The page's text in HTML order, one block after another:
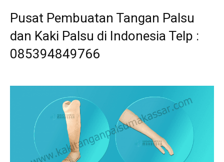
Pusat Pembuatan Tangan Palsu
dan Kaki Palsu di Indonesia Telp :
085394849766